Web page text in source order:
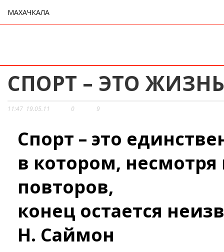
МАХАЧКАЛА
СПОРТ – ЭТО ЖИЗНЬ
11:47 19.05.11 0 9
Спорт – это
в котором, несмотря
повторов,
конец остается
Н. Саймон